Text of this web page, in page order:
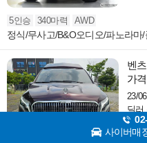
5인승 340마력 AWD
정식/무사고/B&O오디오/파노라마
벤
가
23/06
딜러
4일
사이버매